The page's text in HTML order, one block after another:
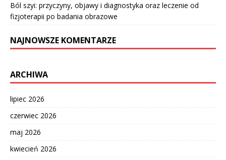
Ból szyi: przyczyny, objawy i diagnostyka oraz leczenie od
fizjoterapii po badania obrazowe
NAJNOWSZE KOMENTARZE
ARCHIWA
lipiec 2026
czerwiec 2026
maj 2026
kwiecień 2026